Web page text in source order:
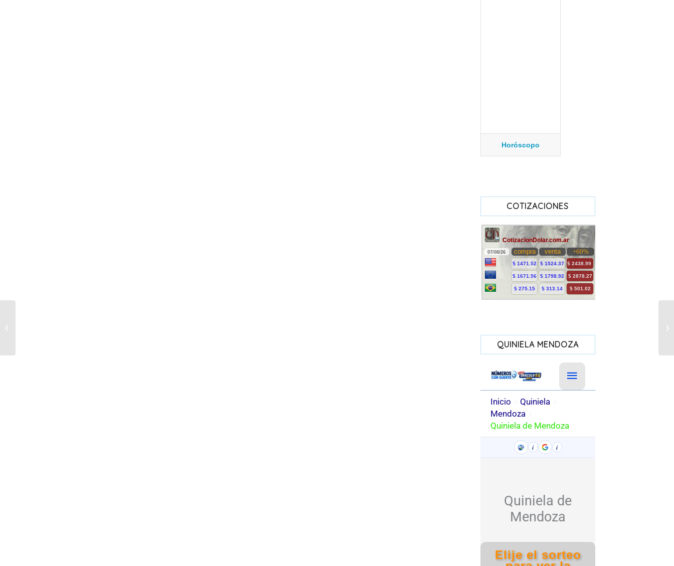
Horóscopo
COTIZACIONES
QUINIELA MENDOZA